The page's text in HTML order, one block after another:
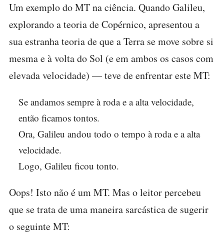
Um exemplo do MT na ciência. Quando Galileu,
explorando a teoria de Copérnico, apresentou a
sua estranha teoria de que a Terra se move sobre si
mesma e à volta do Sol (e em ambos os casos com
elevada velocidade) — teve de enfrentar este MT:
Se andamos sempre à roda e a alta velocidade,
então ficamos tontos.
Ora, Galileu andou todo o tempo à roda e a alta
velocidade.
Logo, Galileu ficou tonto.
Oops! Isto não é um MT. Mas o leitor percebeu
que se trata de uma maneira sarcástica de sugerir
o seguinte MT: